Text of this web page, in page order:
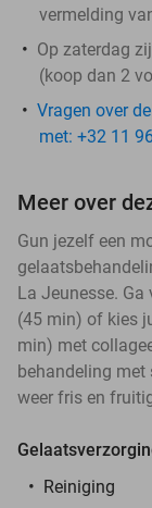
vermelding
Op zaterdag
(koop dan 2
Vragen over
met: +32 11
Meer over
Gun jezelf een
La Jeunesse.
(45 min) of kies
min) met
behandeling met
weer fris en
Reiniging